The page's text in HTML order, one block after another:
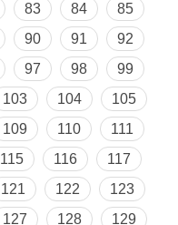
83 84
85
90 91
92
97 98
99
103 104
105
109 110
111
115 116
117
121 122
123
127 128
129